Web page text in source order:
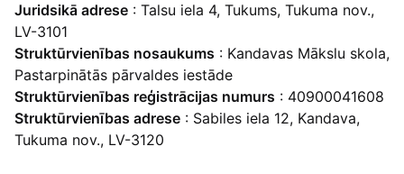
Juridsikā adrese : Talsu iela 4, Tukums, Tukuma nov.,
LV-3101
Struktūrvienības nosaukums : Kandavas Mākslu skola,
Pastarpinātās pārvaldes iestāde
Struktūrvienības reģistrācijas numurs : 40900041608
Struktūrvienības adrese : Sabiles iela 12, Kandava,
Tukuma nov., LV-3120